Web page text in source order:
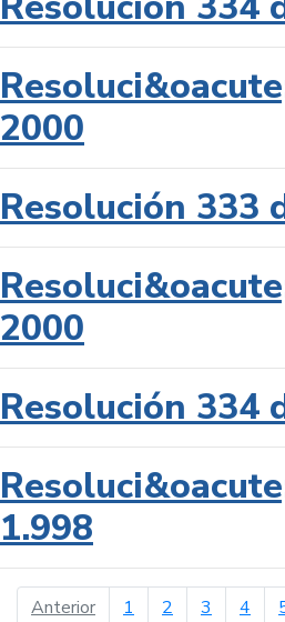
2000
Resolución 333
2000
Resolución 334
1.998
Anteriorpágina anterior
1 2 3 4